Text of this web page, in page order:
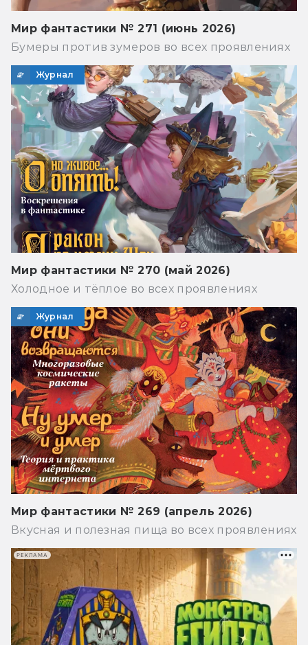
Мир фантастики № 271 (июнь 2026)
Бумеры против зумеров во всех проявлениях
Журнал
Мир фантастики № 270 (май 2026)
Холодное и тёплое во всех проявлениях
Журнал
Мир фантастики № 269 (апрель 2026)
Вкусная и полезная пища во всех проявлениях
РЕКЛАМА